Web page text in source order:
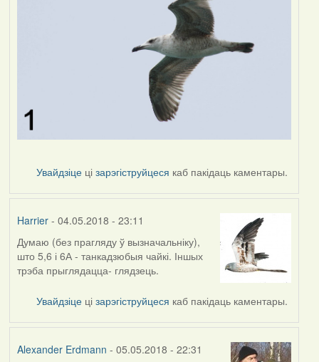
Увайдзіце цізарэгіструйцеся каб пакідаць каментары.
Harrier- 04.05.2018 - 23:11
Думаю (без прагляду ў вызначальніку),
што 5,6 і 6А - танкадзюбыя чайкі. Іншых
трэба прыглядацца- глядзець.
Увайдзіце цізарэгіструйцеся каб пакідаць каментары.
Alexander Erdmann - 05.05.2018 - 22:31